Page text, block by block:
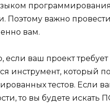
Поэтому важно
вам.
ваш проект
инструмент, который
тестов. Если
то вы будете